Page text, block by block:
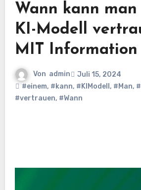
Wann kann man
KI-Modell
MIT Information
Von admin
Juli 15, 2024
#einem, #kann, #KIModell , #Man,
#vertrauen, #Wann